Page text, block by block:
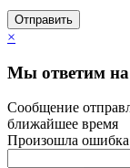
Отправить
×
Мы ответим
Сообщение
ближайшее время
Произошла